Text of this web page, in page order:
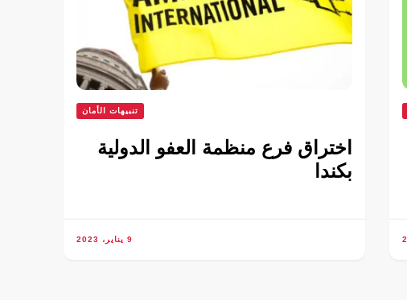
تنبيهات الأمان
اختراق فرع منظمة العفو الدولية
بكندا
9 يناير، 2023